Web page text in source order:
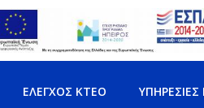
ΈΛΕΓΧΟΣ ΚΤΕΟ ΥΠΗΡΕΣΊΕΣ